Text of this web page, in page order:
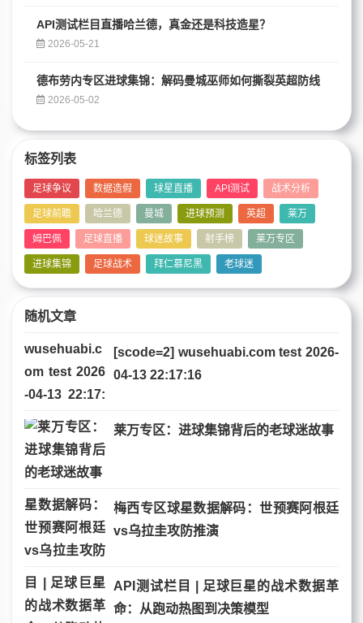
API测试栏目直播哈兰德，真金还是科技造星？
2026-05-21
德布劳内专区进球集锦：解码曼城巫师如何撕裂英超防线
2026-05-02
标签列表
足球争议 数据造假 球星直播 API测试 战术分析
足球前瞻 哈兰德 曼城 进球预测 英超 莱万
姆巴佩 足球直播 球迷故事 射手榜 莱万专区
进球集锦 足球战术 拜仁慕尼黑 老球迷
随机文章
[scode=2] wusehuabi.com test 2026-
04-13 22:17:16
莱万专区：进球集锦背后的老球迷故事
梅西专区球星数据解码：世预赛阿根廷
vs乌拉圭攻防推演
API测试栏目 | 足球巨星的战术数据革
命：从跑动热图到决策模型